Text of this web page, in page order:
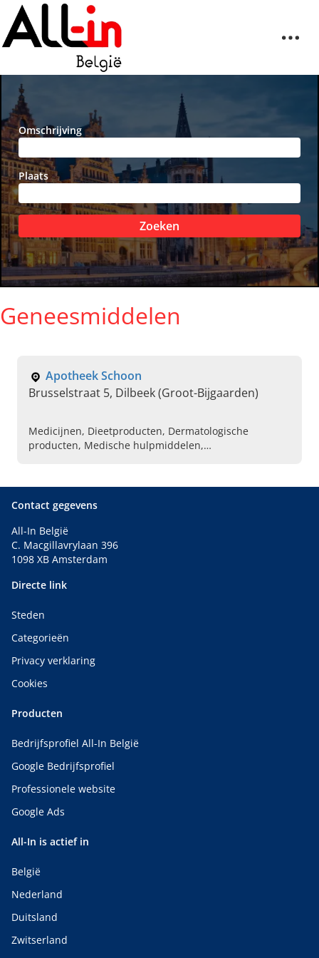
Omschrijving
Plaats
Zoeken
Geneesmiddelen
Apotheek Schoon
Brusselstraat 5, Dilbeek (Groot-Bijgaarden)
Medicijnen, Dieetproducten, Dermatologische
producten, Medische hulpmiddelen,
Cosmeticaproducten kopen bij apotheek
Contact gegevens
All-In België
C. Macgillavrylaan 396
1098 XB Amsterdam
Directe link
Steden
Categorieën
Privacy verklaring
Cookies
Producten
Bedrijfsprofiel All-In België
Google Bedrijfsprofiel
Professionele website
Google Ads
All-In is actief in
België
Nederland
Duitsland
Zwitserland